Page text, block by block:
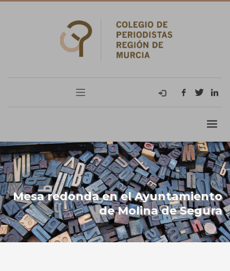
Mesa redonda en el Ayuntamiento
de Molina de Segura